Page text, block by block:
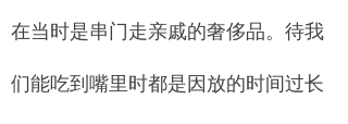
在当时是串门走亲戚的奢侈品。待我
们能吃到嘴里时都是因放的时间过长